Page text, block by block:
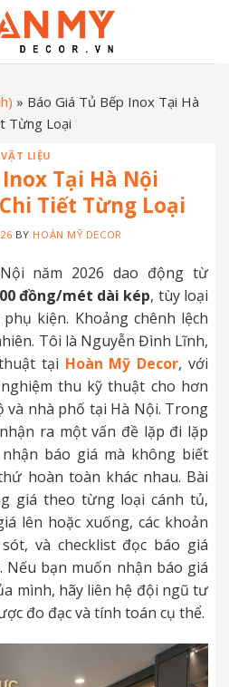
» Báo Giá Tủ Bếp Inox Tại Hà
Từng Loại
LIỆU
Tại Hà Nội
Tiết Từng Loại
BY HOÀN MỸ DECOR
năm 2026 dao động từ
đồng/mét dài kép, tùy loại
kiện. Khoảng chênh lệch
Tôi là Nguyễn Đình Lĩnh,
tại Hoàn Mỹ Decor, với
thu kỹ thuật cho hơn
và nhà phố tại Hà Nội. Trong
ra một vấn đề lặp đi lặp
báo giá mà không biết
hoàn toàn khác nhau. Bài
giá theo từng loại cánh tủ,
lên hoặc xuống, các khoản
và checklist đọc báo giá
bạn muốn nhận báo giá
mình, hãy liên hệ đội ngũ tư
đo đạc và tính toán cụ thể.